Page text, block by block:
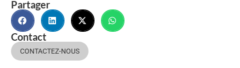
Partager
Contact
CONTACTEZ-NOUS